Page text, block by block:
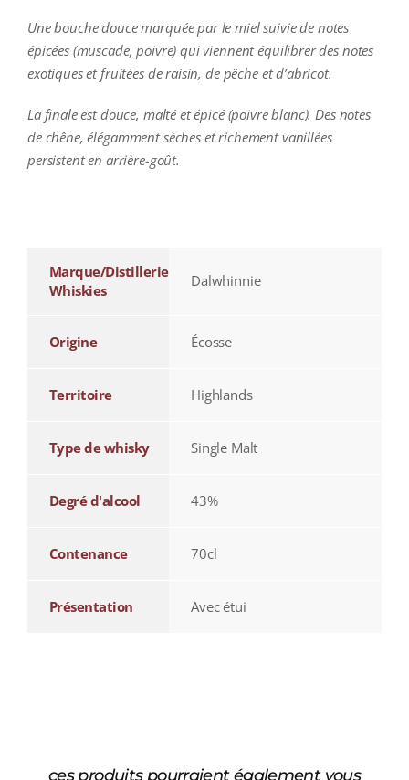
Une bouche douce marquée par le miel suivie de notes
épicées (muscade, poivre) qui viennent équilibrer des notes
exotiques et fruitées de raisin, de pêche et d’abricot.
La finale est douce, malté et épicé (poivre blanc). Des notes
de chêne, élégamment sèches et richement vanillées
persistent en arrière-goût.
Marque/Distillerie
Whiskies
Dalwhinnie
Origine Écosse
Territoire Highlands
Type de whisky Single Malt
Degré d'alcool 43%
Contenance 70cl
Présentation Avec étui
ces produits pourraient également vous